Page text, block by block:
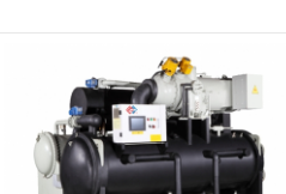
pour l'industrie pharmaceutique,
électronique, l'industrie automobile,
et l'industrie alimentaire, les bâtiments
commerciaux, le traitement VOC et la
de l'environnement, la qualité de l'air
ventilation marine